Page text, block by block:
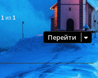
1из 1
Перейти